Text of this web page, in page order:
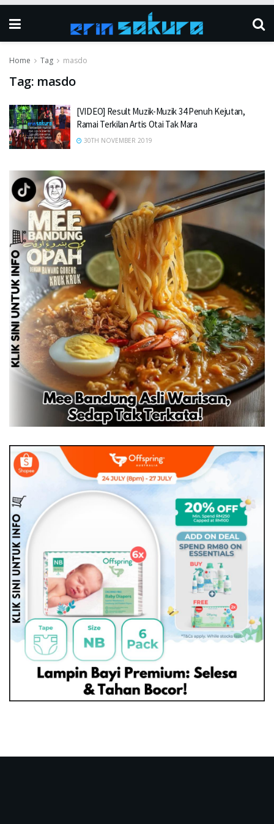
Home Tag masdo
Tag: masdo
[VIDEO] Result Muzik-Muzik 34 Penuh Kejutan,
Ramai Terkilan Artis Otai Tak Mara
30TH NOVEMBER 2019